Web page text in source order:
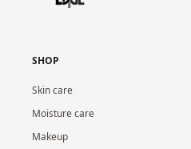
SHOP
Skin care
Moisture care
Makeup